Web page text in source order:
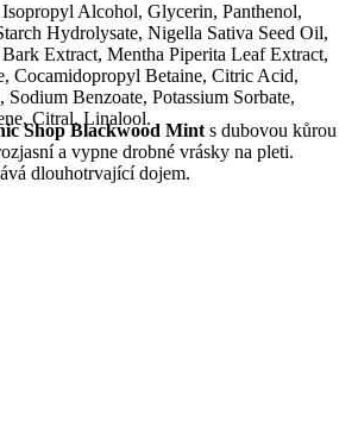
Alcohol, Glycerin, Panthenol,
Hydrolysate, Nigella Sativa Seed Oil,
Extract, Mentha Piperita Leaf Extract,
Cocamidopropyl Betaine, Citric Acid,
Benzoate, Potassium Sorbate,
Citral, Linalool.
Shop Blackwood Mint s dubovou kůrou
a vypne drobné vrásky na pleti.
dlouhotrvající dojem.